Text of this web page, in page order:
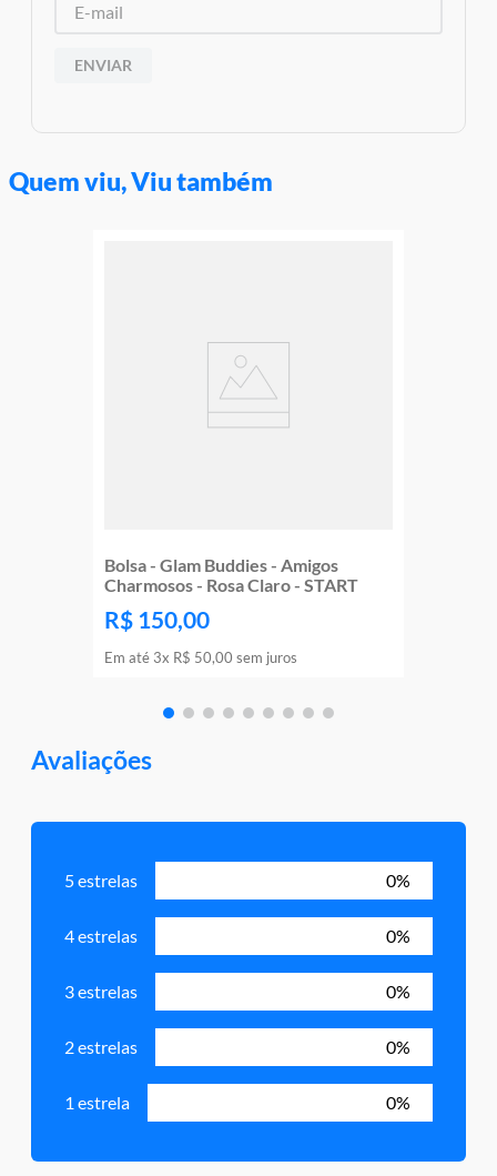
ENVIAR
Quem viu, Viu também
Bolsa - Glam Buddies - Amigos
Charmosos - Rosa Claro - START
R$ 150,00
Em até 3x R$ 50,00 sem juros
Avaliações
5 estrelas 0%
4 estrelas 0%
3 estrelas 0%
2 estrelas 0%
1 estrela 0%